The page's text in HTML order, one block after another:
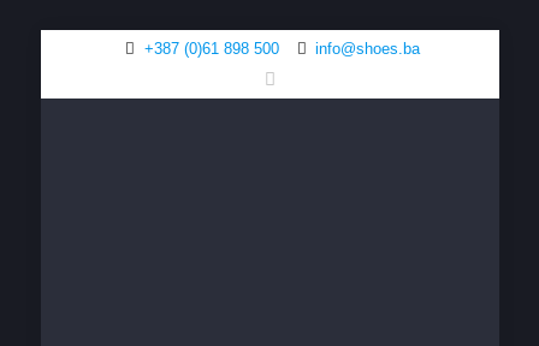
+387 (0)61 898 500 info@shoes.ba